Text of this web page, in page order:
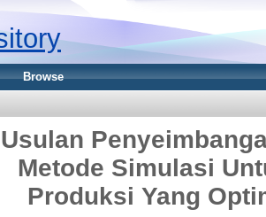
Browse
Usulan
Metode Simulasi
Produksi Yang